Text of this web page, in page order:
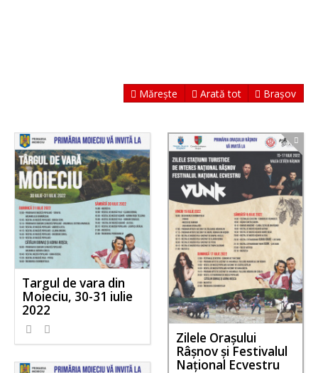
Mărește Arată tot Brașov
Targul de vara din
Moieciu, 30-31 iulie
2022
Zilele Orașului
Râșnov și Festivalul
Național Ecvestru